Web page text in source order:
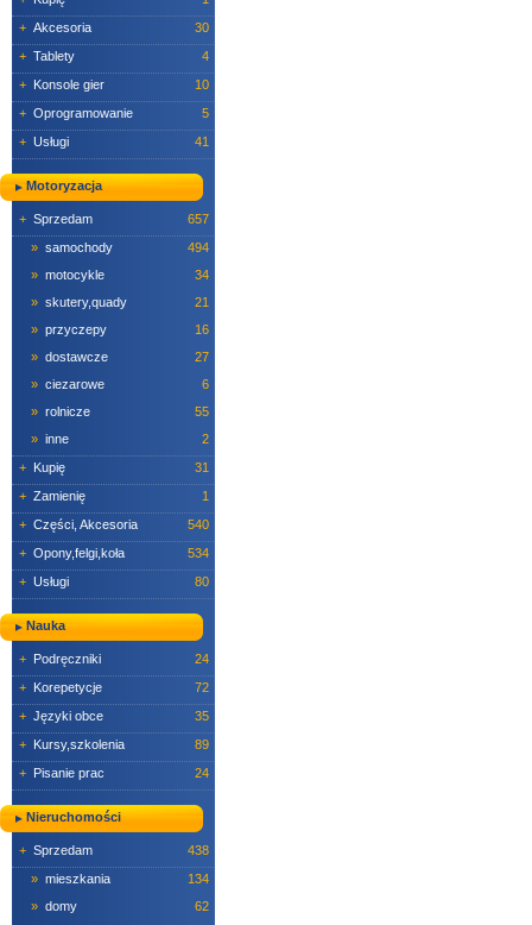
+ Akcesoria
30
+ Tablety
4
+ Konsole gier
10
+ Oprogramowanie
5
+ Usługi 41
Motoryzacja
+ Sprzedam
657
» samochody
494
» motocykle
34
» skutery,quady
21
» przyczepy
16
» dostawcze
27
» ciezarowe
6
» rolnicze
55
» inne
2
+ Kupię
31
+ Zamienię
1
+ Części, Akcesoria
540
+ Opony,felgi,koła
534
+ Usługi 80
Nauka
+ Podręczniki
24
+ Korepetycje
72
+ Języki obce
35
+ Kursy,szkolenia
89
+ Pisanie prac 24
Nieruchomości
+ Sprzedam
438
» mieszkania
134
» domy
62